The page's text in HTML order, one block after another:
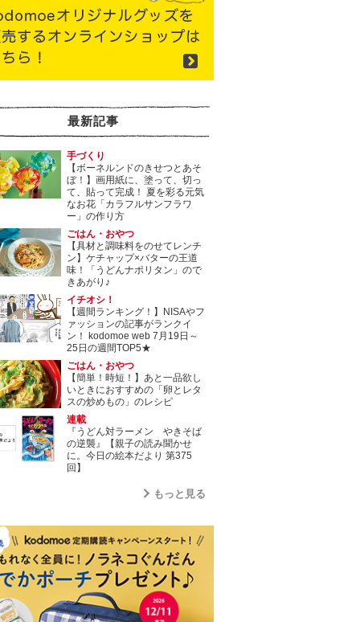
最新記事
手づくり
【ボーネルンドのきせつとあそ
ぼ！】画用紙に、塗って、切っ
て、貼って完成！ 夏を彩る元気
なお花「カラフルサンフラワ
ー」の作り方
ごはん・おやつ
【具材と調味料をのせてレンチ
ン】ケチャップ×バターの王道
味！「うどんナポリタン」ので
きあがり♪
イチオシ！
【週間ランキング！】NISAやフ
ァッションの記事がランクイ
ン！ kodomoe web 7月19日～
25日の週間TOP5★
ごはん・おやつ
【簡単！時短！】あと一品欲し
いときにおすすめの「卵とレタ
スの炒めもの」のレシピ
連載
『うどん対ラーメン やきそば
の逆襲』【親子の読み聞かせ
に。今日の絵本だより 第375
回】
もっと見る